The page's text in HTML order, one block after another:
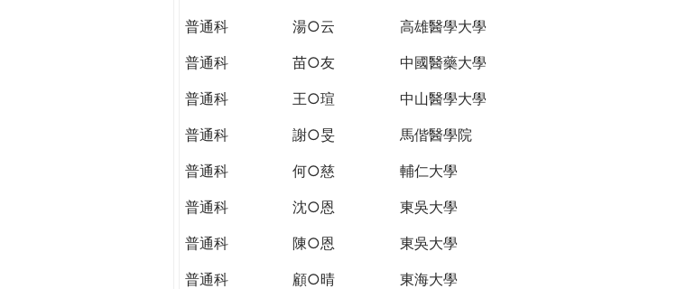
普通科
湯○云 高雄醫學大學
普通科
苗○友 中國醫藥大學
普通科
王○瑄 中山醫學大學
普通科
謝○旻 馬偕醫學院
普通科
何○慈 輔仁大學
普通科
沈○恩 東吳大學
普通科
陳○恩 東吳大學
普通科
顧○晴 東海大學